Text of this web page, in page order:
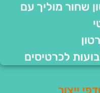
שחור מוליך עם
לכרטיסים